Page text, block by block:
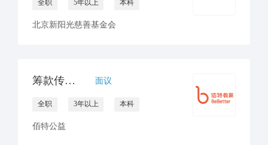
全职 5年以上 本科
北京新阳光慈善基金会
筹款传播经理 面议
全职 3年以上 本科
佰特公益